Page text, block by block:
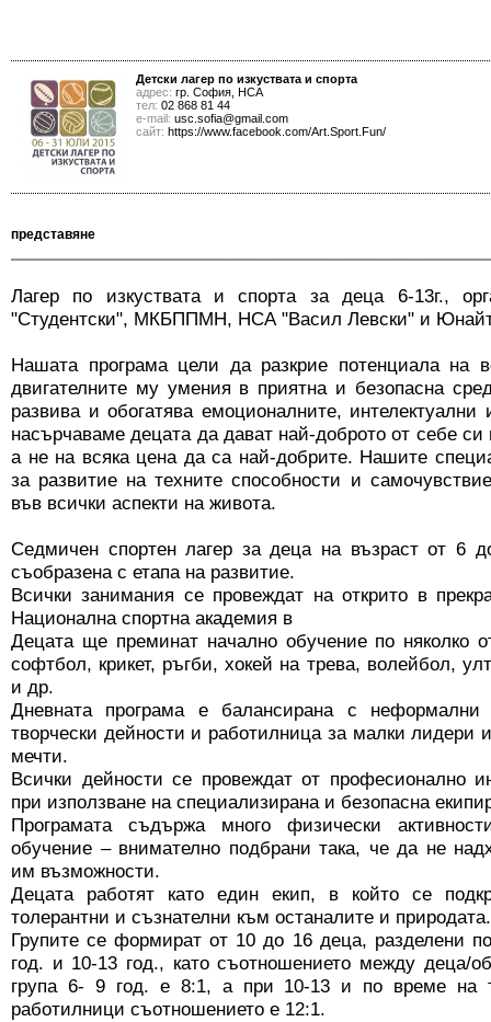
Детски лагер по изкуствата и спорта
адрес: гр. София, НСА
тел: 02 868 81 44
е-mail: usc.sofia@gmail.com
сайт: https://www.facebook.com/Art.Sport.Fun/
представяне
Лагер по изкуствата и спорта за деца 6-13г.,
"Студентски", МКБППМН, НСА "Васил Левски" и
Нашата програма цели да разкрие потенциала на
двигателните му умения в приятна и безопасна
развива и обогатява емоционалните,
насърчаваме децата да дават най-доброто от себе си
а не на всяка цена да са най-добрите. Нашите
за развитие на техните способности и
във всички аспекти на живота.
Седмичен спортен лагер за деца на възраст от 6
съобразена с етапа на развитие.
Всички занимания се провеждат на открито в
Национална спортна академия в
Децата ще преминат начално обучение по няколко
софтбол, крикет, ръгби, хокей на трева, волейбол,
и др.
Дневната програма е балансирана с неформални
творчески дейности и работилница за малки лидери
мечти.
Всички дейности се провеждат от професионално
при използване на специализирана и безопасна
Програмата съдържа много физически
обучение – внимателно подбрани така, че да не
им възможности.
Децата работят като един екип, в който се
толерантни и съзнателни към останалите и природата.
Групите се формират от 10 до 16 деца, разделени
год. и 10-13 год., като съотношението между деца/
група 6- 9 год. е 8:1, а при 10-13 и по време на
работилници съотношението е 12:1.